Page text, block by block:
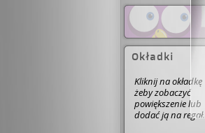
Okładki
Kliknij na okładkę
żeby zobaczyć
powiększenie lub
dodać ją na regał.